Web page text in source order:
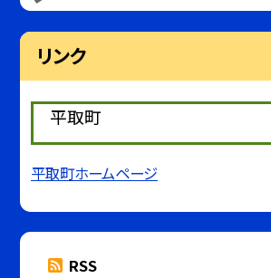
リンク
平取町
平取町ホームページ
RSS